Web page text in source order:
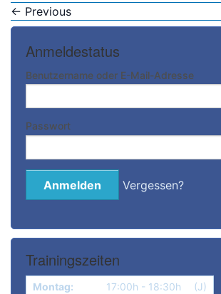
← Previous
Anmeldestatus
Benutzername oder E-Mail-Adresse
Passwort
Vergessen?
Trainingszeiten
Montag: 17:00h - 18:30h
(J)